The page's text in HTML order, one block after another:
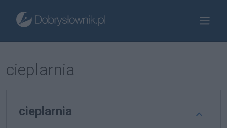
cieplarnia
cieplarnia